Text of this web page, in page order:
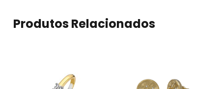
Produtos Relacionados